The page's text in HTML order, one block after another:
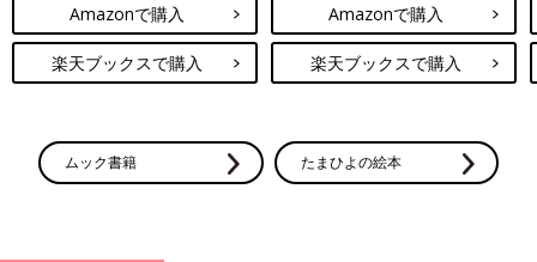
Amazonで購入
楽天ブックスで購入
Amazonで購入
楽天ブックスで購入
ムック書籍 たまひよの絵本